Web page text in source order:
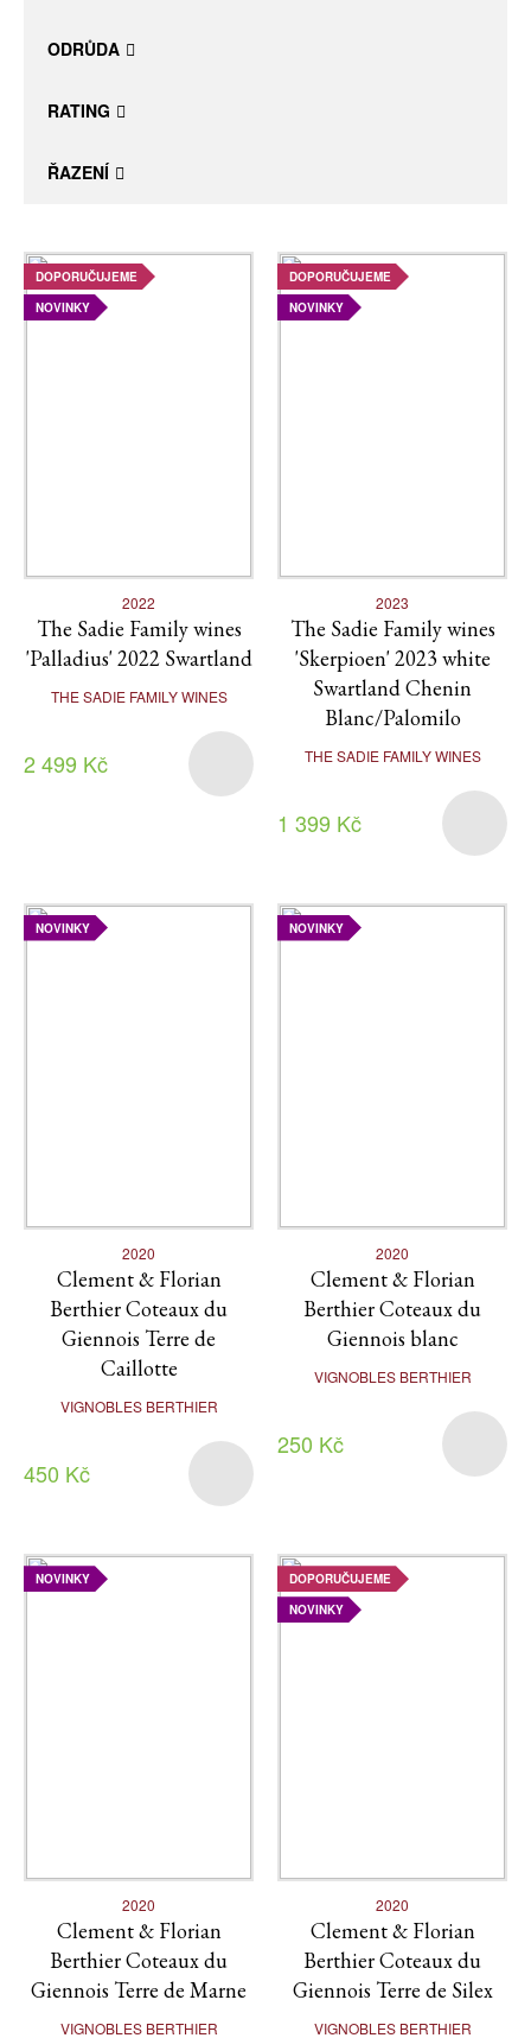
ODRŮDA
RATING
ŘAZENÍ
DOPORUČUJEME
NOVINKY
2022
The Sadie Family wines
'Palladius' 2022 Swartland
THE SADIE FAMILY WINES
2 499 Kč
DOPORUČUJEME
NOVINKY
2023
The Sadie Family wines
'Skerpioen' 2023 white
Swartland Chenin
Blanc/Palomilo
THE SADIE FAMILY WINES
1 399 Kč
NOVINKY
2020
Clement & Florian
Berthier Coteaux du
Giennois Terre de
Caillotte
VIGNOBLES BERTHIER
450 Kč
NOVINKY
2020
Clement & Florian
Berthier Coteaux du
Giennois blanc
VIGNOBLES BERTHIER
250 Kč
NOVINKY
2020
Clement & Florian
Berthier Coteaux du
Giennois Terre de Marne
VIGNOBLES BERTHIER
DOPORUČUJEME
NOVINKY
2020
Clement & Florian
Berthier Coteaux du
Giennois Terre de Silex
VIGNOBLES BERTHIER